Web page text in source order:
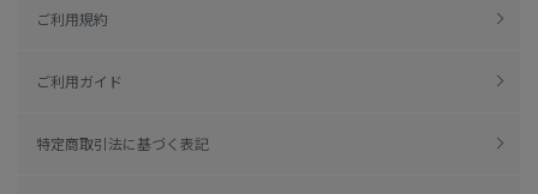
ご利用規約
ご利用ガイド
特定商取引法に基づく表記